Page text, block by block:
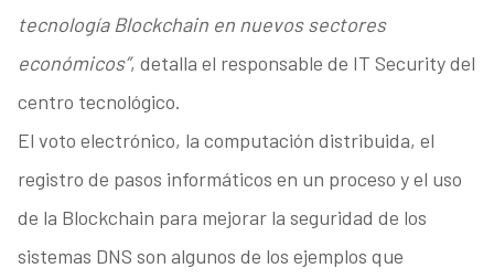
tecnología Blockchain en nuevos sectores
económicos”, detalla el responsable de IT Security del
centro tecnológico.
El voto electrónico, la computación distribuida, el
registro de pasos informáticos en un proceso y el uso
de la Blockchain para mejorar la seguridad de los
sistemas DNS son algunos de los ejemplos que